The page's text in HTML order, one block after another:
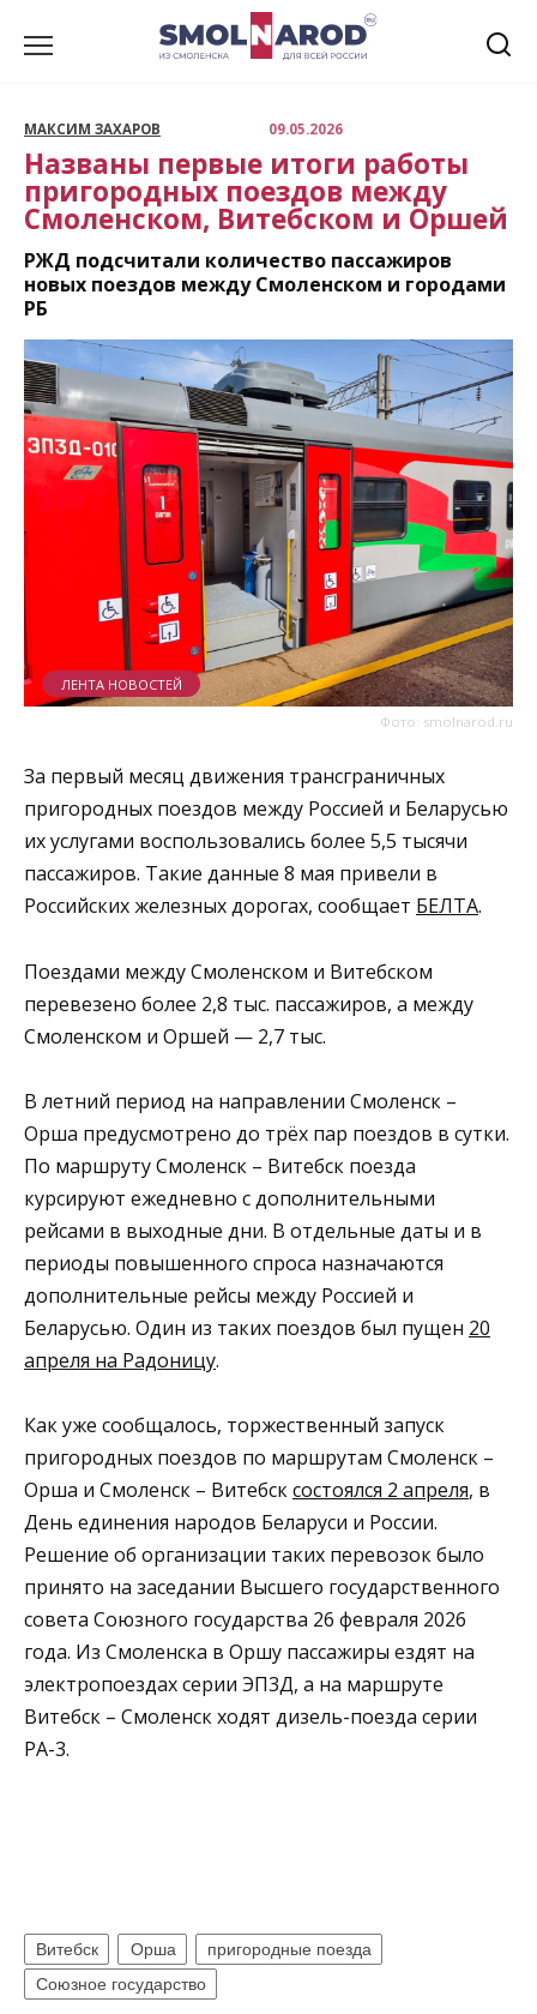
МАКСИМ ЗАХАРОВ 09.05.2026
Названы первые итоги работы
пригородных поездов между
Смоленском, Витебском и Оршей
РЖД подсчитали количество пассажиров
новых поездов между Смоленском и городами
РБ
Фото: smolnarod.ru
ЛЕНТА НОВОСТЕЙ
За первый месяц движения трансграничных
пригородных поездов между Россией и Беларусью
их услугами воспользовались более 5,5 тысячи
пассажиров. Такие данные 8 мая привели в
Российских железных дорогах, сообщает БЕЛТА.
Поездами между Смоленском и Витебском
перевезено более 2,8 тыс. пассажиров, а между
Смоленском и Оршей — 2,7 тыс.
В летний период на направлении Смоленск –
Орша предусмотрено до трёх пар поездов в сутки.
По маршруту Смоленск – Витебск поезда
курсируют ежедневно с дополнительными
рейсами в выходные дни. В отдельные даты и в
периоды повышенного спроса назначаются
дополнительные рейсы между Россией и
Беларусью. Один из таких поездов был пущен 20
апреля на Радоницу.
Как уже сообщалось, торжественный запуск
пригородных поездов по маршрутам Смоленск –
Орша и Смоленск – Витебсксостоялся 2 апреля, в
День единения народов Беларуси и России.
Решение об организации таких перевозок было
принято на заседании Высшего государственного
совета Союзного государства 26 февраля 2026
года. Из Смоленска в Оршу пассажиры ездят на
электропоездах серии ЭП3Д, а на маршруте
Витебск – Смоленск ходят дизель-поезда серии
РА-3.
Витебск Орша
пригородные поезда
Союзное государство